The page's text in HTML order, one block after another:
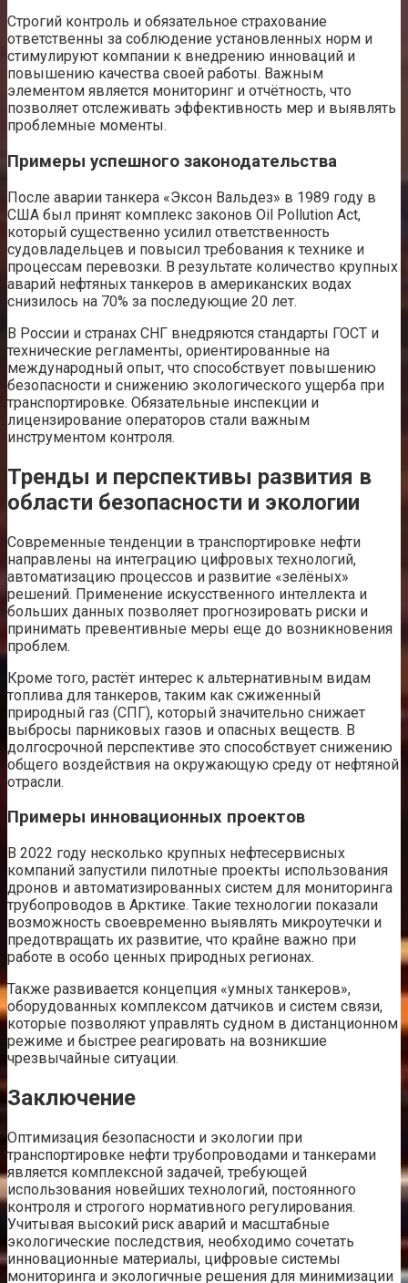
Строгий контроль и обязательное страхование
ответственны за соблюдение установленных норм и
стимулируют компании к внедрению инноваций и
повышению качества своей работы. Важным
элементом является мониторинг и отчётность, что
позволяет отслеживать эффективность мер и выявлять
проблемные моменты.
Примеры успешного законодательства
После аварии танкера «Эксон Вальдез» в 1989 году в
США был принят комплекс законов Oil Pollution Act,
который существенно усилил ответственность
судовладельцев и повысил требования к технике и
процессам перевозки. В результате количество крупных
аварий нефтяных танкеров в американских водах
снизилось на 70% за последующие 20 лет.
В России и странах СНГ внедряются стандарты ГОСТ и
технические регламенты, ориентированные на
международный опыт, что способствует повышению
безопасности и снижению экологического ущерба при
транспортировке. Обязательные инспекции и
лицензирование операторов стали важным
инструментом контроля.
Тренды и перспективы развития в
области безопасности и экологии
Современные тенденции в транспортировке нефти
направлены на интеграцию цифровых технологий,
автоматизацию процессов и развитие «зелёных»
решений. Применение искусственного интеллекта и
больших данных позволяет прогнозировать риски и
принимать превентивные меры еще до возникновения
проблем.
Кроме того, растёт интерес к альтернативным видам
топлива для танкеров, таким как сжиженный
природный газ (СПГ), который значительно снижает
выбросы парниковых газов и опасных веществ. В
долгосрочной перспективе это способствует снижению
общего воздействия на окружающую среду от нефтяной
отрасли.
Примеры инновационных проектов
В 2022 году несколько крупных нефтесервисных
компаний запустили пилотные проекты использования
дронов и автоматизированных систем для мониторинга
трубопроводов в Арктике. Такие технологии показали
возможность своевременно выявлять микроутечки и
предотвращать их развитие, что крайне важно при
работе в особо ценных природных регионах.
Также развивается концепция «умных танкеров»,
оборудованных комплексом датчиков и систем связи,
которые позволяют управлять судном в дистанционном
режиме и быстрее реагировать на возникшие
чрезвычайные ситуации.
Заключение
Оптимизация безопасности и экологии при
транспортировке нефти трубопроводами и танкерами
является комплексной задачей, требующей
использования новейших технологий, постоянного
контроля и строгого нормативного регулирования.
Учитывая высокий риск аварий и масштабные
экологические последствия, необходимо сочетать
инновационные материалы, цифровые системы
мониторинга и экологичные решения для минимизации